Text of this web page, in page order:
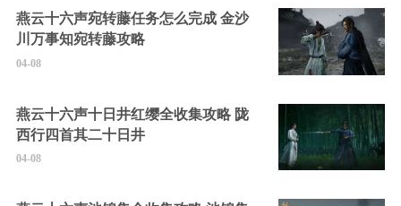
燕云十六声宛转藤任务怎么完成 金沙
川万事知宛转藤攻略
04-08
燕云十六声十日井红缨全收集攻略 陇
西行四首其二十日井
04-08